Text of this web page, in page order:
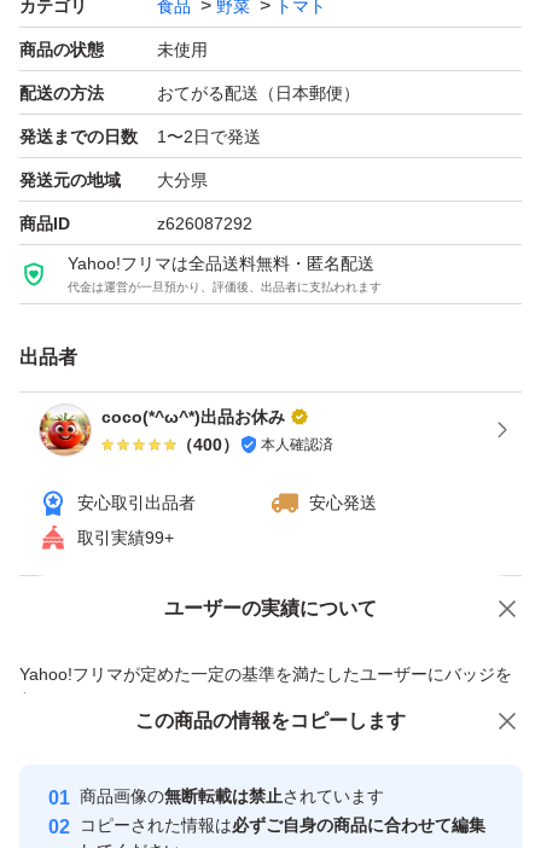
リピート様価格で販売させて頂きます。
※ゆうパックで、再利用箱で発送させて頂きます。(時間
帯指定不可!!)
ダメになるトマトが出るかもしれないので、多めに詰めま
す。
トマトの麗月の味は？
麗月トマトは、1玉こぶし程度の大きさで、平均糖度は5
～7度以上といわれています。 食味が良く、糖度と酸味の
で、しっかりと追熟してから食べるといいでしょう。 熟
した状態でも、しっかりとした肉質のまま食べることがで
※発送時に柔らかくなり過ぎた物は、同じ重さの新しい物
青いトマトは常温で追熟
カテゴリ 食品 野菜 トマト
商品の状態 未使用
配送の方法 おてがる配送（日本郵便）
発送までの日数 1〜2日で発送
発送元の地域 大分県
商品ID z626087292
Yahoo!フリマは全品送料無料・匿名配送
代金は運営が一旦預かり、評価後、出品者に支払われます
出品者
coco(*^ω^*)出品お休み
（400） 本人確認済
安心取引出品者
安心発送
取引実績99+
ユーザーの実績について
Yahoo!フリマが定めた一定の基準を満たしたユーザーにバッジを
付与しています
安心取引出品者
心・安全なユーザーです
価格の相談 商品への質問
この商品の情報をコピーします
商品画像の無断転載は禁止されています
コピーされた情報は必ずご自身の商品に合わせて編集
この商品をみている人にオススメ